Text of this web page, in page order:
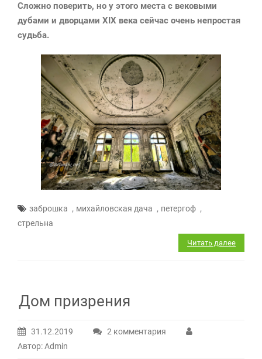
Сложно поверить, но у этого места с вековыми
дубами и дворцами XIX века сейчас очень непростая
судьба.
заброшка , михайловская дача , петергоф ,
стрельна
Читать далее
Дом призрения
31.12.2019 2 комментария
Автор: Admin